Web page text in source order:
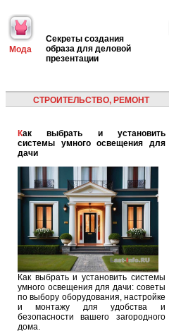
Мода
Секреты создания
образа для деловой
презентации
СТРОИТЕЛЬСТВО, РЕМОНТ
Как выбрать и установить
системы умного освещения для
дачи
Как выбрать и установить системы
умного освещения для дачи: советы
по выбору оборудования, настройке
и монтажу для удобства и
безопасности вашего загородного
дома.